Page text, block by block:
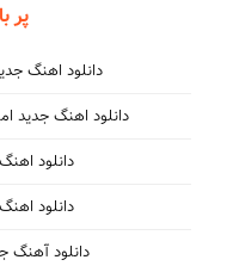
پر
دانلود اهنگ
دانلود اهنگ
دانلود
دانلود
دانلود